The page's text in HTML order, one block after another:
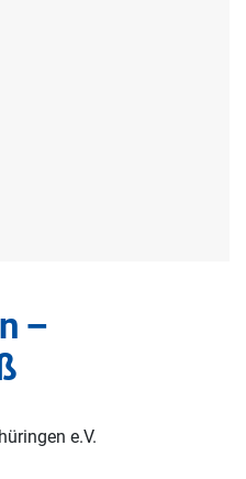
–
e.V.